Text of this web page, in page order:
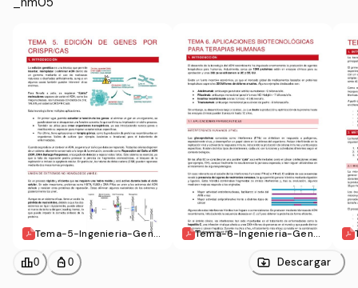
Tema-5-Ingenieria-Gene
ologicos.pdf
Tema-6-Ingenieria-Gene
leaderboard0 personal_bag 0 Descargar